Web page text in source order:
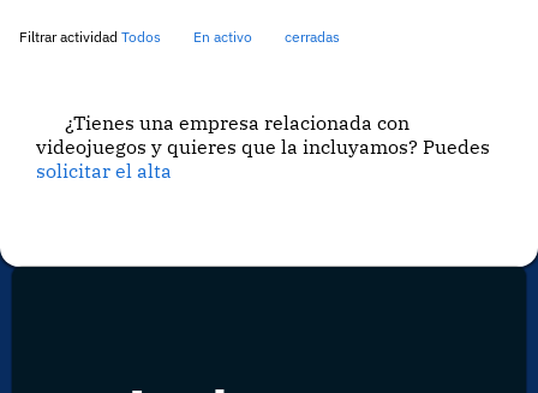
Filtrar actividad Todos En activo cerradas
¿Tienes una empresa relacionada con
videojuegos y quieres que la incluyamos? Puedes
solicitar el alta